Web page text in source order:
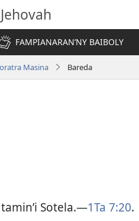
FAMPIANARAN’NY BAIBOLY
Masina Bareda
Sotela.​—1Ta 7:20.